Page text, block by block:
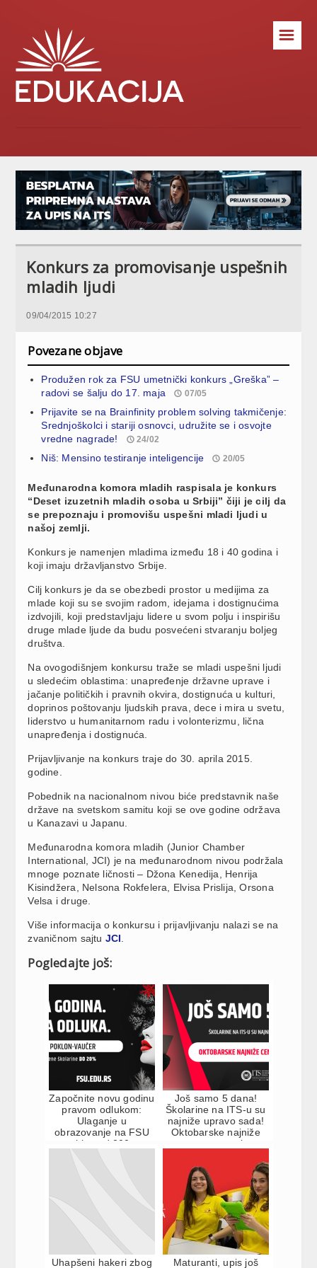
☰
Konkurs za promovisanje uspešnih
mladih ljudi
09/04/2015 10:27
Povezane objave
Produžen rok za FSU umetnički konkurs „Greška” –
radovi se šalju do 17. maja
07/05
Prijavite se na Brainfinity problem solving takmičenje:
Srednjoškolci i stariji osnovci, udružite se i osvojte
vredne nagrade!
24/02
Niš: Mensino testiranje inteligencije 20/05
Međunarodna komora mladih raspisala je konkurs
“Deset izuzetnih mladih osoba u Srbiji” čiji je cilj da
se prepoznaju i promovišu uspešni mladi ljudi u
našoj zemlji.
Konkurs je namenjen mladima između 18 i 40 godina i
koji imaju državljanstvo Srbije.
Cilj konkurs je da se obezbedi prostor u medijima za
mlade koji su se svojim radom, idejama i dostignućima
izdvojili, koji predstavljaju lidere u svom polju i inspirišu
druge mlade ljude da budu posvećeni stvaranju boljeg
društva.
Na ovogodišnjem konkursu traže se mladi uspešni ljudi
u sledećim oblastima: unapređenje državne uprave i
jačanje političkih i pravnih okvira, dostignuća u kulturi,
doprinos poštovanju ljudskih prava, dece i mira u svetu,
liderstvo u humanitarnom radu i volonterizmu, lična
unapređenja i dostignuća.
Prijavljivanje na konkurs traje do 30. aprila 2015.
godine.
Pobednik na nacionalnom nivou biće predstavnik naše
države na svetskom samitu koji se ove godine održava
u Kanazavi u Japanu.
Međunarodna komora mladih (Junior Chamber
International, JCI) je na međunarodnom nivou podržala
mnoge poznate ličnosti – Džona Kenedija, Henrija
Kisindžera, Nelsona Rokfelera, Elvisa Prislija, Orsona
Velsa i druge.
Više informacija o konkursu i prijavljivanju nalazi se na
zvaničnom sajtu JCI
Pogledajte još:
Započnite novu godinu
pravom odlukom:
Ulaganje u
obrazovanje na FSU
uz poklon od 200 evra
i već sniž...
Još samo 5 dana!
Školarine na ITS-u su
najniže upravo sada!
Oktobarske najniže
cene u novembru
Uhapšeni hakeri zbog
Maturanti, upis još